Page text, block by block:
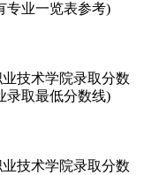
专业一览表参考)
技术学院录取分数
录取最低分数线)
技术学院录取分数